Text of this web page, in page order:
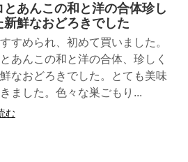
とあんこの和と洋の合体珍し
新鮮なおどろきでした
すめられ、初めて買いました。
あんこの和と洋の合体、珍しく
なおどろきでした。とても美味
ました。色々な巣ごもり...
む